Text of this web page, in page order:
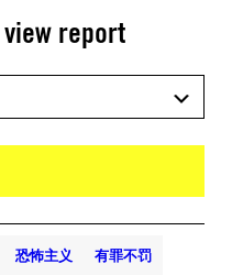
report
恐怖主义 有罪不罚